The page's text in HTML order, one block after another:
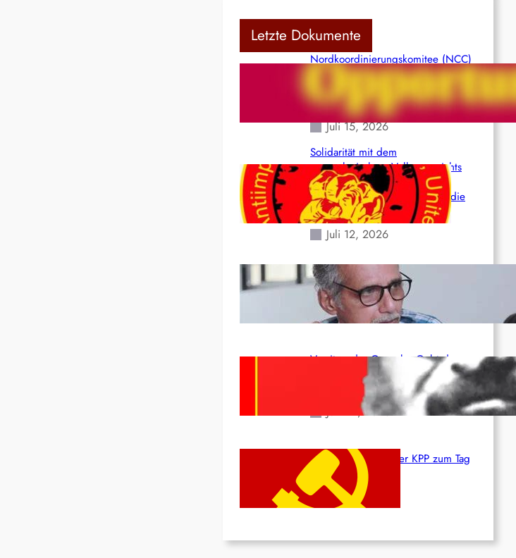
Letzte Dokumente
Nordkoordinierungskomitee (NCC)
der Kommunistischen Partei Indiens
(Maoistisch): Postmoderner
Opportunismus
Juli 15, 2026
Solidarität mit dem
venezolanischem Volk angesichts
der verlorenen Leben und der
katastrophalen Situation durch die
Erdbeben des 24. Juni!
Juli 12, 2026
Indien: „Die Politik der
Kapitulation“ von K. Murali (Ajith)
Juli 1, 2026
Vorsitzender Gonzalo: Gebt das
Leben für die Partei und die
Juni 19, 2026
Beschluss des ZK der KPP zum Tag
des Heldentums
Juni 19, 2026